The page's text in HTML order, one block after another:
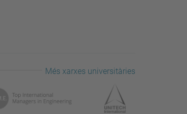
Més xarxes universitàries